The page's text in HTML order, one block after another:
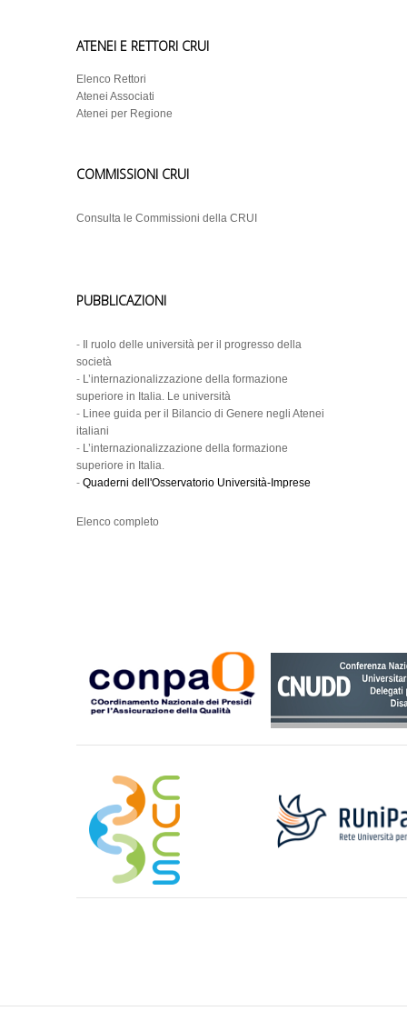
ATENEI E RETTORI CRUI
Elenco Rettori
Atenei Associati
Atenei per Regione
COMMISSIONI CRUI
Consulta le Commissioni della CRUI
PUBBLICAZIONI
-
Il ruolo delle università per il progresso della
società
- L’internazionalizzazione della formazione
superiore in Italia. Le università
- Linee guida per il Bilancio di Genere negli Atenei
italiani
- L’internazionalizzazione della formazione
superiore in Italia.
- Quaderni dell'Osservatorio Università-Imprese
Elenco completo